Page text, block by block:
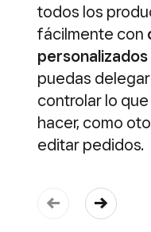
todos los
fácilmente con
puedas
controlar lo
hacer, como
editar pedidos.